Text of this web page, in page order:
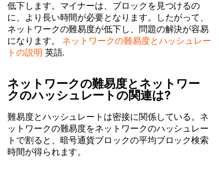
低下します。マイナーは、ブロックを見つけるの
に、より長い時間が必要となります。したがって、
ネットワークの難易度が低下し、問題の解決が容易
になります。
ネットワークの難易度とハッシュレー
トの説明 英語.
ネットワークの難易度とネットワー
クのハッシュレートの関連は?
難易度とハッシュレートは密接に関係している。ネ
ットワークの難易度をネットワークのハッシュレー
トで割ると、暗号通貨ブロックの平均ブロック検索
時間が得られます。